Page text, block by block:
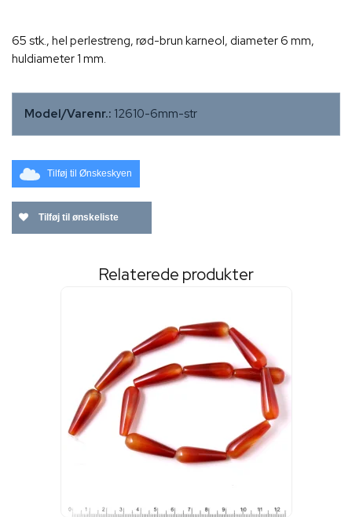
65 stk., hel perlestreng, rød-brun karneol, diameter 6 mm,
huldiameter 1 mm.
Model/Varenr.: 12610-6mm-str
Tilføj til Ønskeskyen
Tilføj til ønskeliste
Relaterede produkter